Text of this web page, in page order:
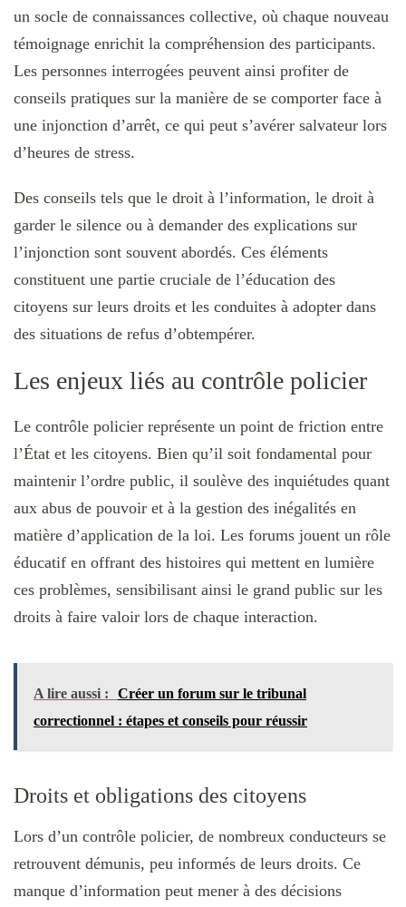
un socle de connaissances collective, où chaque nouveau
témoignage enrichit la compréhension des participants.
Les personnes interrogées peuvent ainsi profiter de
conseils pratiques sur la manière de se comporter face à
une injonction d’arrêt, ce qui peut s’avérer salvateur lors
d’heures de stress.
Des conseils tels que le droit à l’information, le droit à
garder le silence ou à demander des explications sur
l’injonction sont souvent abordés. Ces éléments
constituent une partie cruciale de l’éducation des
citoyens sur leurs droits et les conduites à adopter dans
des situations de refus d’obtempérer.
Les enjeux liés au contrôle policier
Le contrôle policier représente un point de friction entre
l’État et les citoyens. Bien qu’il soit fondamental pour
maintenir l’ordre public, il soulève des inquiétudes quant
aux abus de pouvoir et à la gestion des inégalités en
matière d’application de la loi. Les forums jouent un rôle
éducatif en offrant des histoires qui mettent en lumière
ces problèmes, sensibilisant ainsi le grand public sur les
droits à faire valoir lors de chaque interaction.
A lire aussi :
Créer un forum sur le tribunal
correctionnel : étapes et conseils pour réussir
Droits et obligations des citoyens
Lors d’un contrôle policier, de nombreux conducteurs se
retrouvent démunis, peu informés de leurs droits. Ce
manque d’information peut mener à des décisions